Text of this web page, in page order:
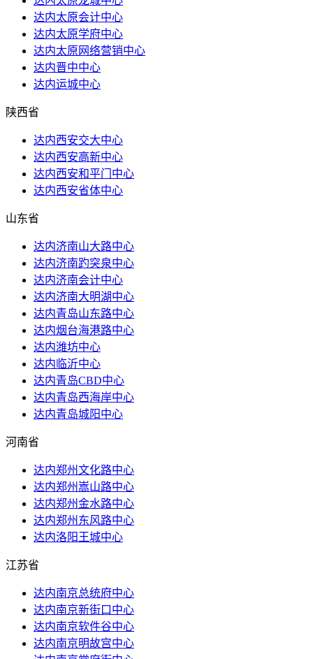
达内太原会计中心
达内太原学府中心
达内太原网络营销中心
达内晋中中心
达内运城中心
陕西省
达内西安交大中心
达内西安高新中心
达内西安和平门中心
达内西安省体中心
山东省
达内济南山大路中心
达内济南趵突泉中心
达内济南会计中心
达内济南大明湖中心
达内青岛山东路中心
达内烟台海港路中心
达内潍坊中心
达内临沂中心
达内青岛CBD中心
达内青岛西海岸中心
达内青岛城阳中心
河南省
达内郑州文化路中心
达内郑州嵩山路中心
达内郑州金水路中心
达内郑州东风路中心
达内洛阳王城中心
江苏省
达内南京总统府中心
达内南京新街口中心
达内南京软件谷中心
达内南京明故宫中心